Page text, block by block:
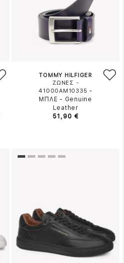
TOMMY HILFIGER
ΖΩΝΕΣ -
41000AM10335 -
ΜΠΛΕ - Genuine
Leather
51,90 €